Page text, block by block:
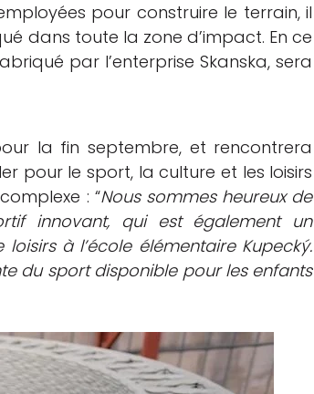
pour construire le terrain, il
dans toute la zone d’impact. En ce
par l’enterprise Skanska, sera
la fin septembre, et rencontrera
pour le sport, la culture et les loisirs
: “Nous sommes heureux de
innovant, qui est également un
à l’école élémentaire Kupecký.
du sport disponible pour les enfants